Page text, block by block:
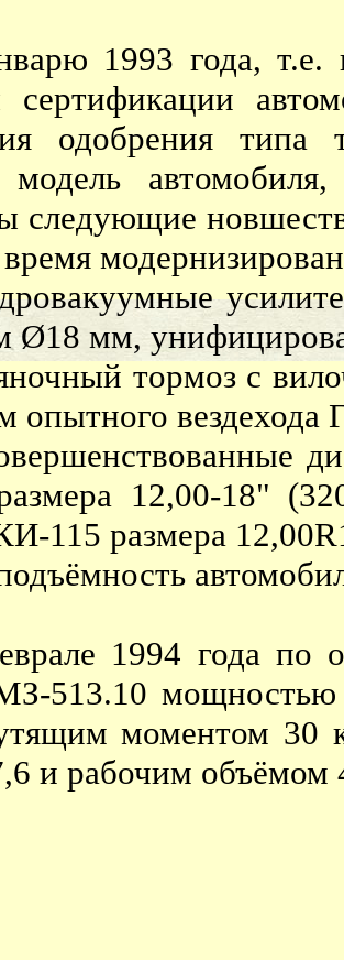
1993 года, т.е. к
сертификации
одобрения типа
следующие
Ø18 мм,
тормоз с
опытного вездехода
12,00-18"
115 размера
1994 года по
513.10
моментом 30
и рабочим объёмом